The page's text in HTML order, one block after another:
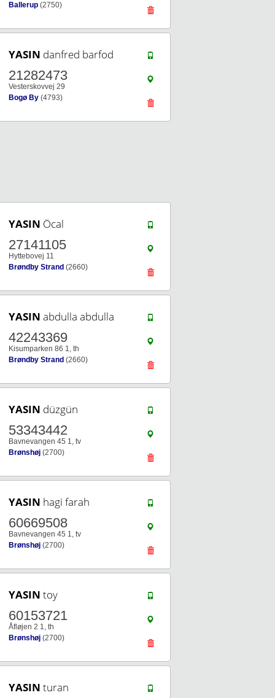
Ballerup (2750)
YASIN danfred barfod
21282473
Vesterskovvej 29
Bogø By (4793)
YASIN Öcal
27141105
Hyttebovej 11
Brøndby Strand (2660)
YASIN abdulla abdulla
42243369
Kisumparken 86 1, th
Brøndby Strand (2660)
YASIN düzgün
53343442
Bavnevangen 45 1, tv
Brønshøj (2700)
YASIN hagi farah
60669508
Bavnevangen 45 1, tv
Brønshøj (2700)
YASIN toy
60153721
Åfløjen 2 1, th
Brønshøj (2700)
YASIN turan